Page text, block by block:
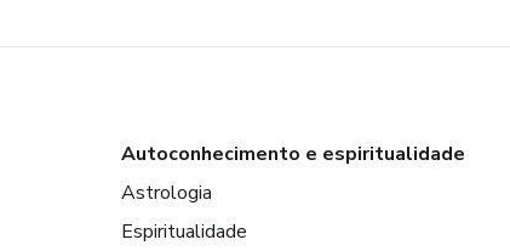
Autoconhecimento e espiritualidade
Astrologia
Espiritualidade